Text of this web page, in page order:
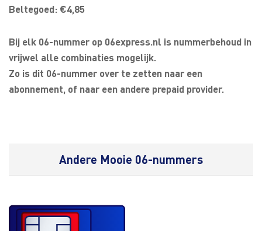
Beltegoed: €4,85
Bij elk 06-nummer op 06express.nl is nummerbehoud in
vrijwel alle combinaties mogelijk.
Zo is dit 06-nummer over te zetten naar een
abonnement, of naar een andere prepaid provider.
Andere Mooie 06-nummers